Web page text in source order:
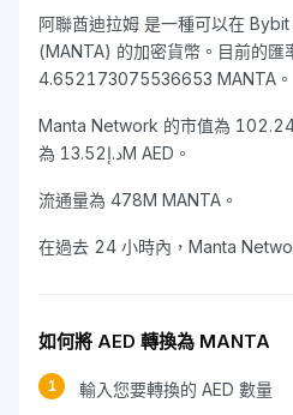
阿聯酋迪拉姆 是一種可以在
(MANTA) 的加密貨幣。目前的匯
4.652173075536653 MANTA。
Manta Network 的市值為 د.إ102.24M AED，24 小時交易量
為 د.إ13.52M AED。
流通量為 478M MANTA。
在過去 24 小時內，Manta
如何將 AED 轉換為 MANTA
1 輸入您要轉換的 AED 數量